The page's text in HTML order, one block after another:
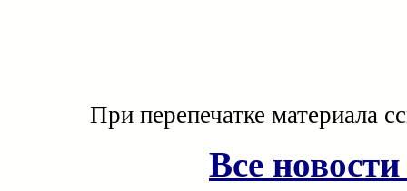
При перепечатке материала
Все